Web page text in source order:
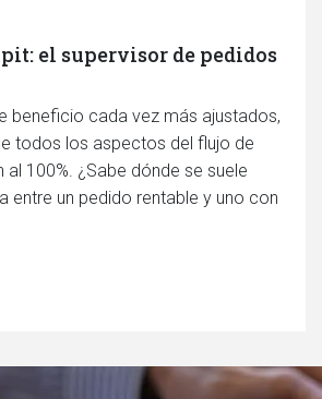
el supervisor de pedidos
beneficio cada vez más ajustados,
todos los aspectos del flujo de
al 100%. ¿Sabe dónde se suele
entre un pedido rentable y uno con